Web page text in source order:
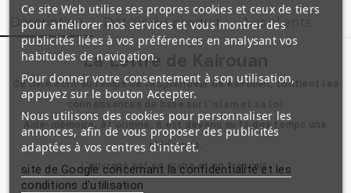
Description Détails du produit Avis clients
La Lettre de Kairouan
Ce livre écrit au temps de la splendeur de Kairouan, contient les
connaissances de base sur l'islam et sa loi.
Aide-mémoire, à l'origine, il est devenu au fil des temps une
référence.
L'ouvrage est en arabe et en français.
Ce site Web utilise ses propres cookies et ceux de tiers
pour améliorer nos services et vous montrer des
publicités liées à vos préférences en analysant vos
habitudes de navigation.
Pour donner votre consentement à son utilisation,
appuyez sur le bouton Accepter.
Nous utilisons des cookies pour personnaliser les
annonces, afin de vous proposer des publicités
adaptées à vos centres d'intérêt.
site de Google concernant la confidentialité et les
conditions d'utilisation